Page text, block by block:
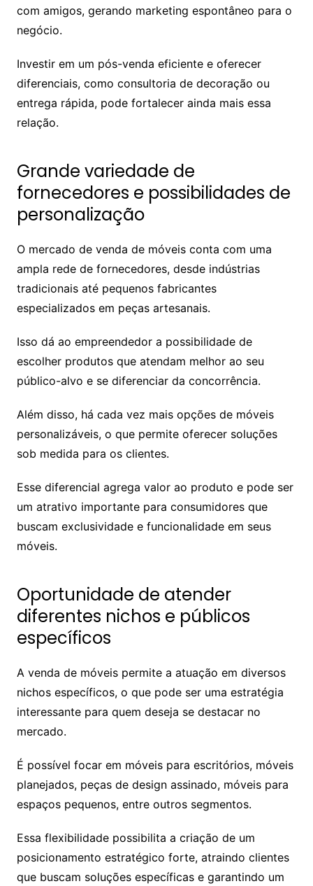
com amigos, gerando marketing espontâneo para o
negócio.
Investir em um pós-venda eficiente e oferecer
diferenciais, como consultoria de decoração ou
entrega rápida, pode fortalecer ainda mais essa
relação.
Grande variedade de
fornecedores e possibilidades de
personalização
O mercado de venda de móveis conta com uma
ampla rede de fornecedores, desde indústrias
tradicionais até pequenos fabricantes
especializados em peças artesanais.
Isso dá ao empreendedor a possibilidade de
escolher produtos que atendam melhor ao seu
público-alvo e se diferenciar da concorrência.
Além disso, há cada vez mais opções de móveis
personalizáveis, o que permite oferecer soluções
sob medida para os clientes.
Esse diferencial agrega valor ao produto e pode ser
um atrativo importante para consumidores que
buscam exclusividade e funcionalidade em seus
móveis.
Oportunidade de atender
diferentes nichos e públicos
específicos
A venda de móveis permite a atuação em diversos
nichos específicos, o que pode ser uma estratégia
interessante para quem deseja se destacar no
mercado.
É possível focar em móveis para escritórios, móveis
planejados, peças de design assinado, móveis para
espaços pequenos, entre outros segmentos.
Essa flexibilidade possibilita a criação de um
posicionamento estratégico forte, atraindo clientes
que buscam soluções específicas e garantindo um